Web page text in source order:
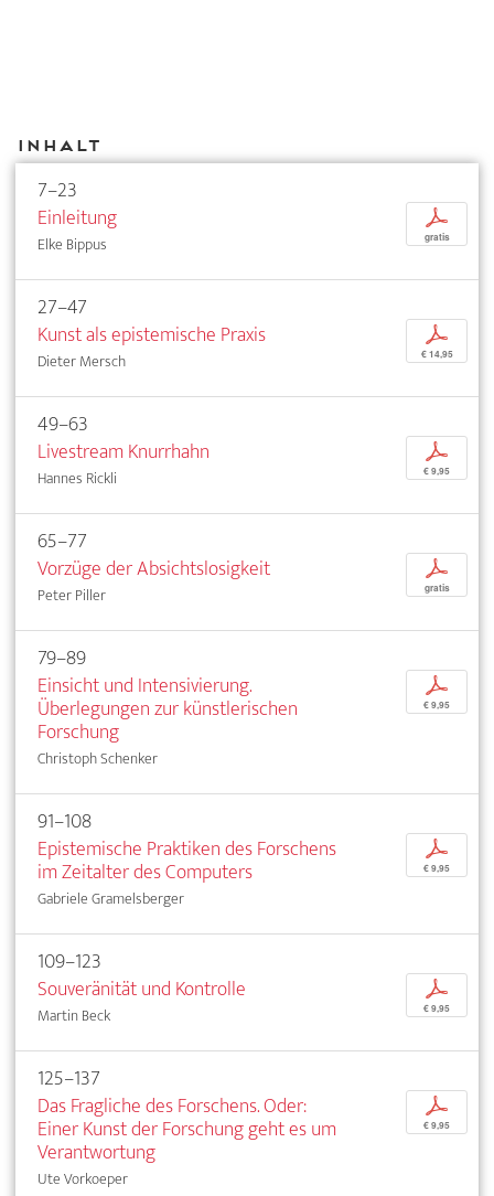
Inhalt
7–23
Einleitung
Elke Bippus
p
gratis
27–47
Kunst als epistemische Praxis
Dieter Mersch
p
€ 14,95
49–63
Livestream Knurrhahn
Hannes Rickli
p
€ 9,95
65–77
Vorzüge der Absichtslosigkeit
Peter Piller
p
gratis
79–89
Einsicht und Intensivierung.
Überlegungen zur künstlerischen
Forschung
Christoph Schenker
p
€ 9,95
91–108
Epistemische Praktiken des Forschens
im Zeitalter des Computers
Gabriele Gramelsberger
p
€ 9,95
109–123
Souveränität und Kontrolle
Martin Beck
p
€ 9,95
125–137
Das Fragliche des Forschens. Oder:
Einer Kunst der Forschung geht es um
Verantwortung
Ute Vorkoeper
p
€ 9,95